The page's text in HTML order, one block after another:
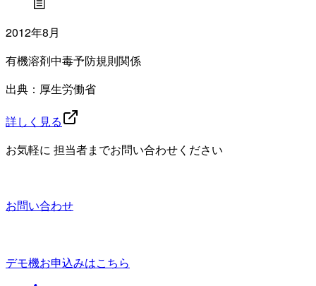
2012年8月
有機溶剤中毒予防規則関係
出典：厚生労働省
詳しく見る
お気軽に 担当者までお問い合わせください
お問い合わせ
デモ機お申込みはこちら